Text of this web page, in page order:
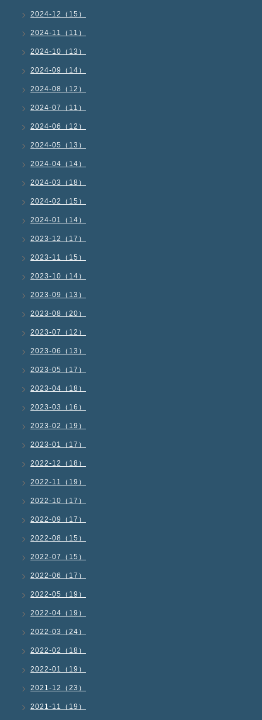
2024-12（15）
2024-11（11）
2024-10（13）
2024-09（14）
2024-08（12）
2024-07（11）
2024-06（12）
2024-05（13）
2024-04（14）
2024-03（18）
2024-02（15）
2024-01（14）
2023-12（17）
2023-11（15）
2023-10（14）
2023-09（13）
2023-08（20）
2023-07（12）
2023-06（13）
2023-05（17）
2023-04（18）
2023-03（16）
2023-02（19）
2023-01（17）
2022-12（18）
2022-11（19）
2022-10（17）
2022-09（17）
2022-08（15）
2022-07（15）
2022-06（17）
2022-05（19）
2022-04（19）
2022-03（24）
2022-02（18）
2022-01（19）
2021-12（23）
2021-11（19）